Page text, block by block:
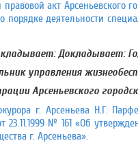
акт Арсеньевского
деятельности
Докладывает:
управления
Арсеньевского
г. Арсеньева Н.Г.
23.11.1999 № 161 «Об
г. Арсеньева».